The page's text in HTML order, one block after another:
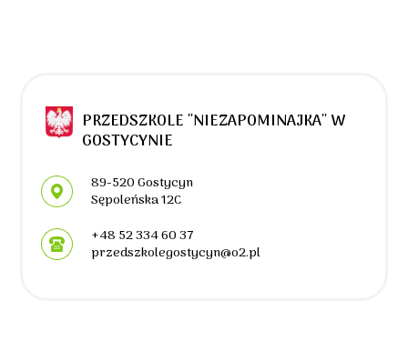
PRZEDSZKOLE ''NIEZAPOMINAJKA'' W
GOSTYCYNIE
Adres pocztowy:
89-520 Gostycyn
Sępoleńska 12C
+48 52 334 60 37
przedszkolegostycyn@o2.pl